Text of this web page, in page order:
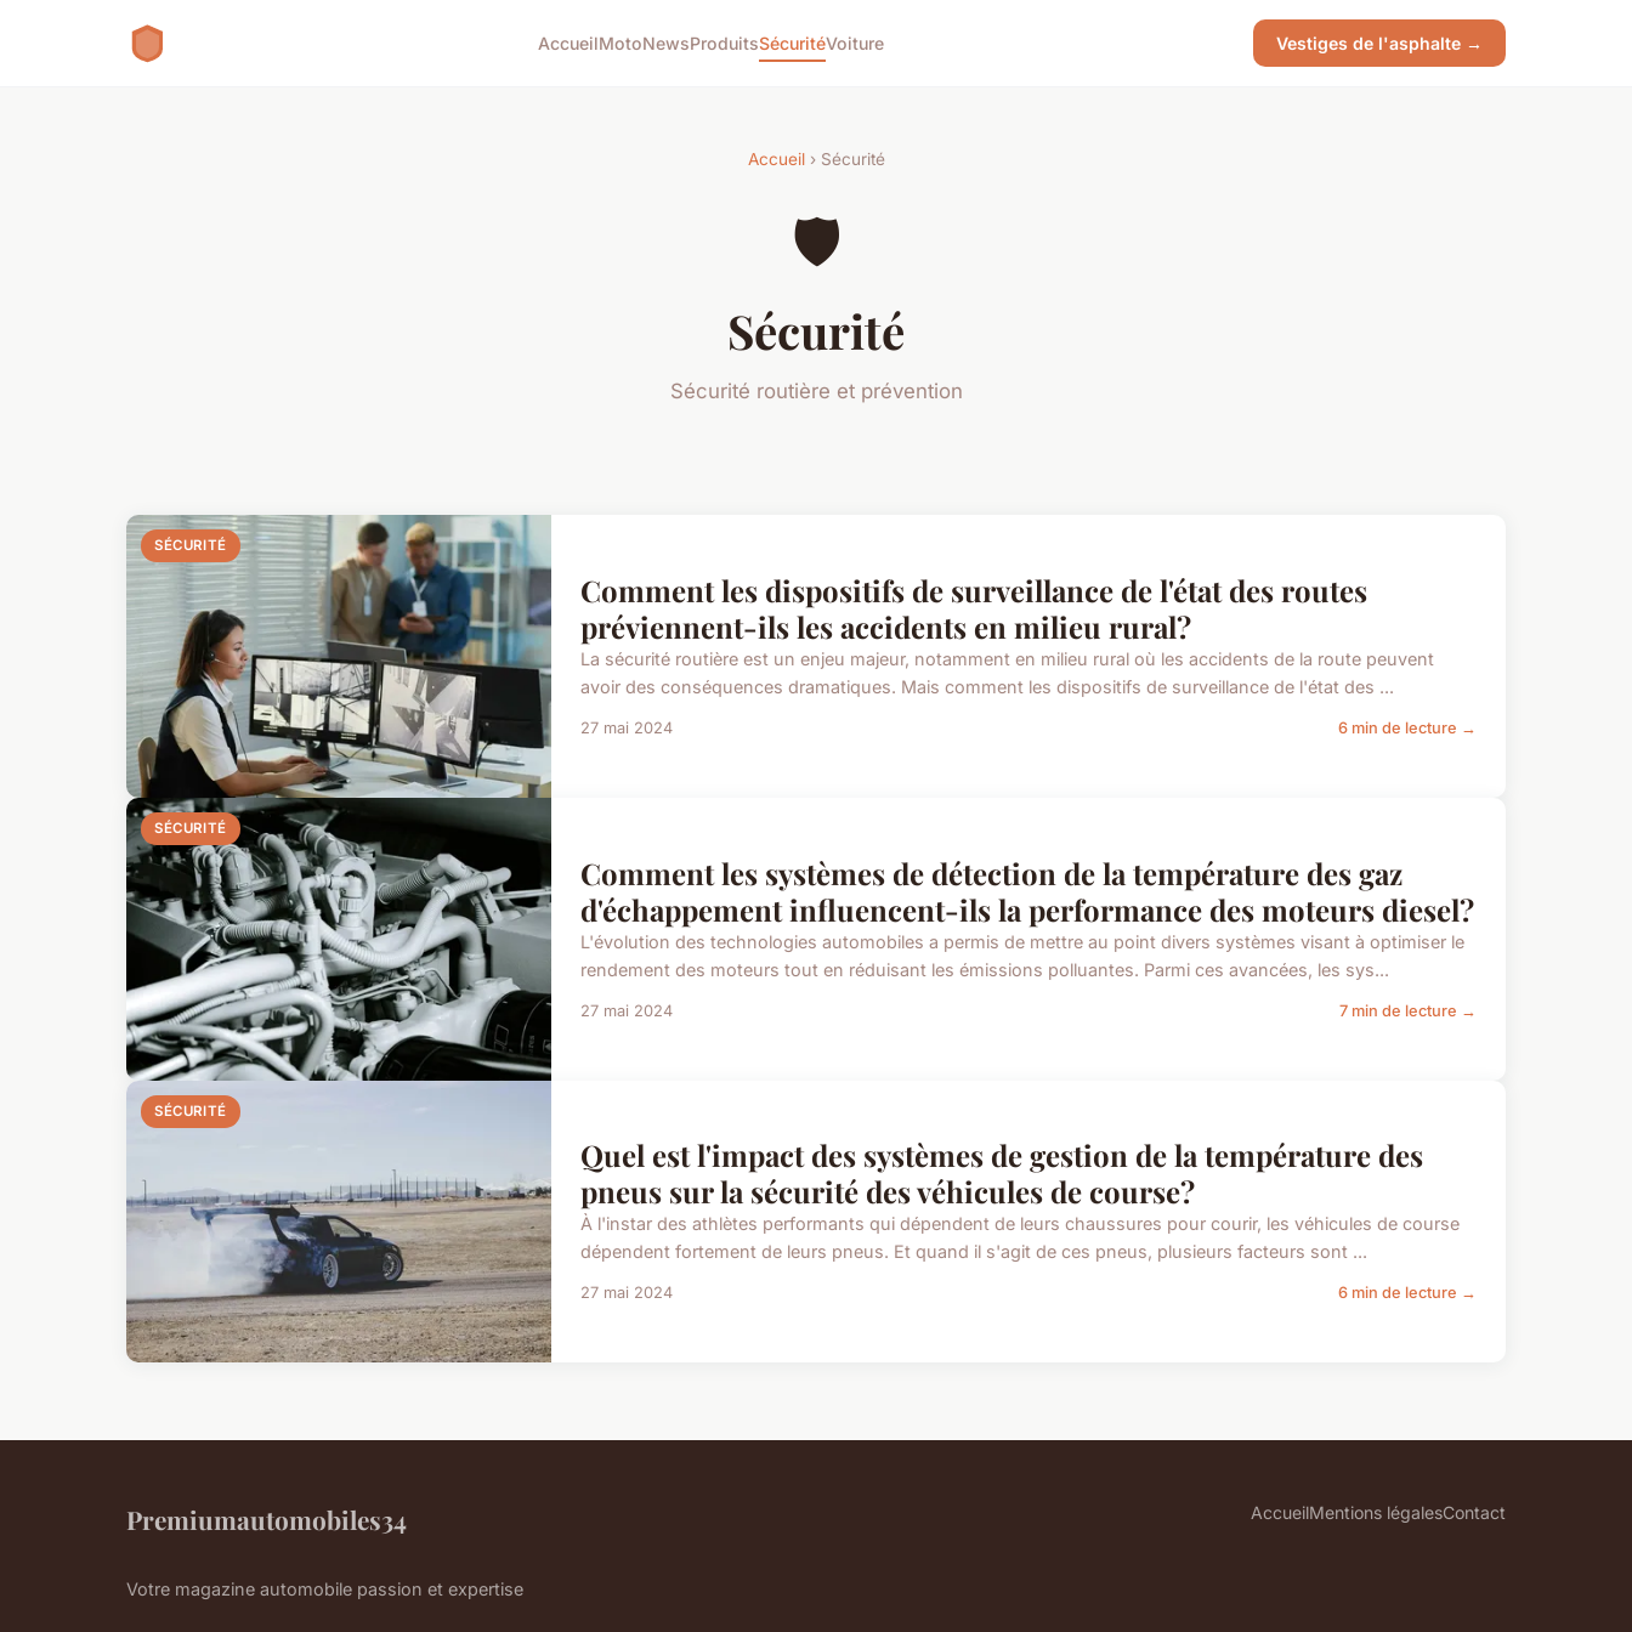
AccueilMotoNewsProduitsSécuritéVoiture Vestiges de l'asphalte →
Accueil› Sécurité
🛡️
Sécurité
Sécurité routière et prévention
SÉCURITÉ
Comment les dispositifs de surveillance de l'état des routes
préviennent-ils les accidents en milieu rural?
La sécurité routière est un enjeu majeur, notamment en milieu rural où les accidents de la route peuvent
avoir des conséquences dramatiques. Mais comment les dispositifs de surveillance de l'état des ...
27 mai 2024 6 min de lecture →
SÉCURITÉ
Comment les systèmes de détection de la température des gaz
d'échappement influencent-ils la performance des moteurs diesel?
L'évolution des technologies automobiles a permis de mettre au point divers systèmes visant à optimiser le
rendement des moteurs tout en réduisant les émissions polluantes. Parmi ces avancées, les sys...
27 mai 2024 7 min de lecture →
SÉCURITÉ
Quel est l'impact des systèmes de gestion de la température des
pneus sur la sécurité des véhicules de course?
À l'instar des athlètes performants qui dépendent de leurs chaussures pour courir, les véhicules de course
dépendent fortement de leurs pneus. Et quand il s'agit de ces pneus, plusieurs facteurs sont ...
27 mai 2024 6 min de lecture →
Premiumautomobiles34
Votre magazine automobile passion et expertise
AccueilMentions légalesContact